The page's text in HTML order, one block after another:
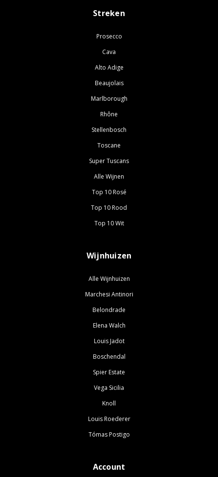
Streken
Prosecco
Cava
Alto Adige
Beaujolais
Marlborough
Rhône
Stellenbosch
Toscane
Super Tuscans
Alle Wijnen
Top 10 Rosé
Top 10 Rood
Top 10 Wit
Wijnhuizen
Alle Wijnhuizen
Marchesi Antinori
Belondrade
Elena Walch
Louis Jadot
Boschendal
Spier Estate
Vega Sicilia
Knoll
Louis Roederer
Tómas Postigo
Account